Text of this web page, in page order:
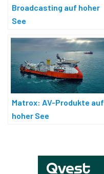
Broadcasting auf hoher
See
Matrox: AV-Produkte auf
hoher See